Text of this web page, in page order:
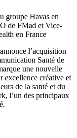
groupe Havas en
de FMad et Vice-
en France
l’acquisition
Santé de
une nouvelle
excellence créative et
de la santé et du
l’un des principaux